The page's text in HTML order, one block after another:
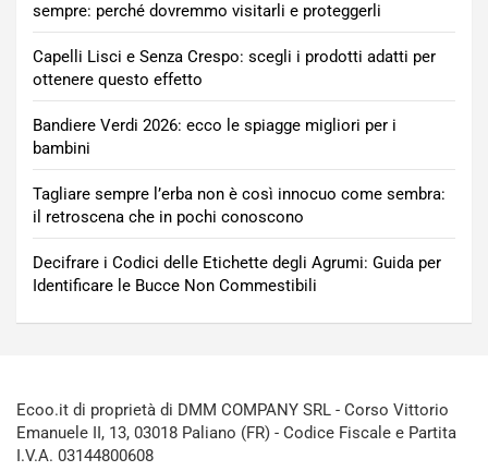
sempre: perché dovremmo visitarli e proteggerli
Capelli Lisci e Senza Crespo: scegli i prodotti adatti per
ottenere questo effetto
Bandiere Verdi 2026: ecco le spiagge migliori per i
bambini
Tagliare sempre l’erba non è così innocuo come sembra:
il retroscena che in pochi conoscono
Decifrare i Codici delle Etichette degli Agrumi: Guida per
Identificare le Bucce Non Commestibili
Ecoo.it di proprietà di DMM COMPANY SRL - Corso Vittorio
Emanuele II, 13, 03018 Paliano (FR) - Codice Fiscale e Partita
I.V.A. 03144800608